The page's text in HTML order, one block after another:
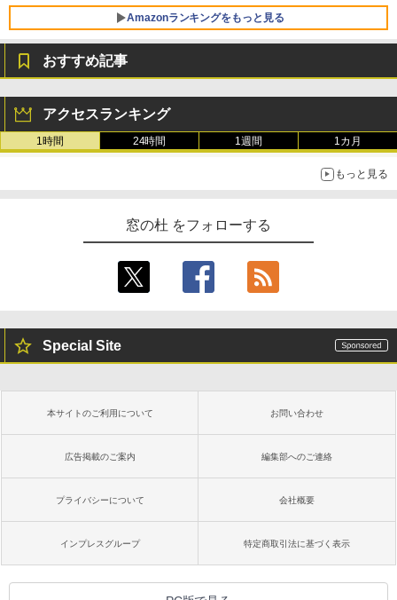
VWK3E15W_AZ
￥139,880
Amazonランキングをもっと見る
￥1,766
出す プロンプトの言葉 AI画像生成シリー
ズ (はぴーイラストLabo)
￥480
非エンジニア 初心者 素人 でも安心 使い
方 マニュアル AI副業にもコンテンツ作成
にもKindle出版にも！ 非エンジニアのた
￥99
1冊ですべて身につくHTML & CSSとWe
bデザイン入門講座［第2版］
￥1,292
ードウェア・市販ソフトウェアのパーフ
ンチディスプレイ、色調調節ライト、12
週間持続バッテリー、広告なし、ブラッ
ク
Amazon Kindle - 目に優しい、かさばら
ない、大きな画面で読みやすい、6週間持
書籍リーダー、マッチャ、16GB、広告な
Kindle Paperwhite シグニチャーエディ
るさ自動調整、色調調節ライト、12週間
持続バッテリー、広告なし、メタリック
Amazon Kindle Colorsoft | 16GBストレ
ージ、防水、7インチカラーディスプレ
イ、色調調節ライト、最大8週間持続バッ
テリー、広告無し、ブラック (2025年発
売)
おすすめ記事
アクセスランキング
1時間 24時間 1週間 1カ月
もっと見る
窓の杜 をフォローする
Special Site
本サイトのご利用について お問い合わせ
広告掲載のご案内 編集部へのご連絡
プライバシーについて 会社概要
インプレスグループ 特定商取引法に基づく表示